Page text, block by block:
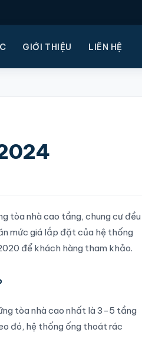
GIỚI THIỆU LIÊN HỆ
tòa nhà cao tầng, chung cư đều
mức giá lắp đặt của hệ thống
để khách hàng tham khảo.
tòa nhà cao nhất là 3-5 tầng
đó, hệ thống ống thoát rác